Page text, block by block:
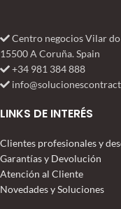
Centro negocios Vilar do
15500 A Coruña. Spain
+34 981 384 888
LINKS DE INTERÉS
Clientes profesionales y
Garantías y Devolución
Atención al Cliente
Novedades y Soluciones